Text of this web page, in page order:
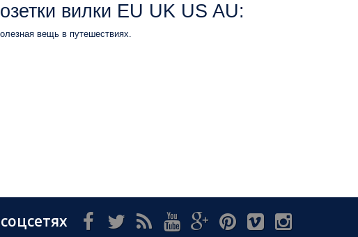
вилки EU UK US AU:
вещь в путешествиях.